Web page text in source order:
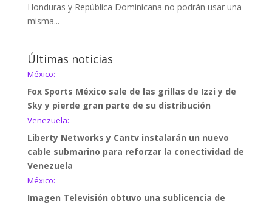
Honduras y República Dominicana no podrán usar una
misma...
Últimas noticias
México:
Fox Sports México sale de las grillas de Izzi y de
Sky y pierde gran parte de su distribución
Venezuela:
Liberty Networks y Cantv instalarán un nuevo
cable submarino para reforzar la conectividad de
Venezuela
México:
Imagen Televisión obtuvo una sublicencia de